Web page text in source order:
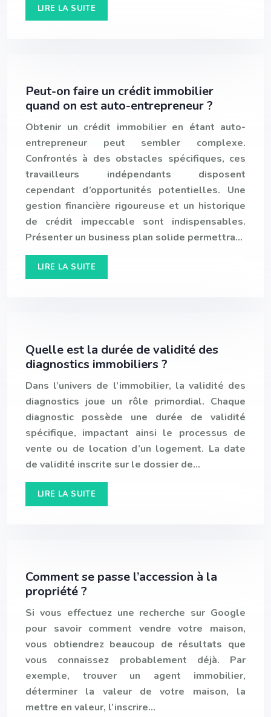
LIRE LA SUITE
Peut-on faire un crédit immobilier
quand on est auto-entrepreneur ?
Obtenir un crédit immobilier en étant auto-
entrepreneur peut sembler complexe.
Confrontés à des obstacles spécifiques, ces
travailleurs indépendants disposent
cependant d’opportunités potentielles. Une
gestion financière rigoureuse et un historique
de crédit impeccable sont indispensables.
Présenter un business plan solide permettra…
LIRE LA SUITE
Quelle est la durée de validité des
diagnostics immobiliers ?
Dans l’univers de l’immobilier, la validité des
diagnostics joue un rôle primordial. Chaque
diagnostic possède une durée de validité
spécifique, impactant ainsi le processus de
vente ou de location d’un logement. La date
de validité inscrite sur le dossier de…
LIRE LA SUITE
Comment se passe l’accession à la
propriété ?
Si vous effectuez une recherche sur Google
pour savoir comment vendre votre maison,
vous obtiendrez beaucoup de résultats que
vous connaissez probablement déjà. Par
exemple, trouver un agent immobilier,
déterminer la valeur de votre maison, la
mettre en valeur, l’inscrire…